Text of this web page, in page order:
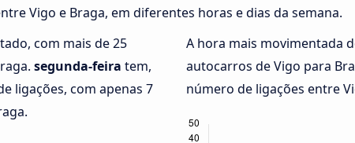
Vigo e Braga, em diferentes horas e dias da semana.
com mais de 25
segunda-feira tem,
ligações, com apenas 7
A hora mais movimentada
autocarros de Vigo para
número de ligações entre